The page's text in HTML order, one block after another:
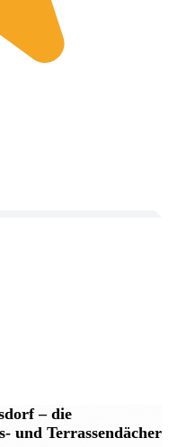
– die
und Terrassendächer